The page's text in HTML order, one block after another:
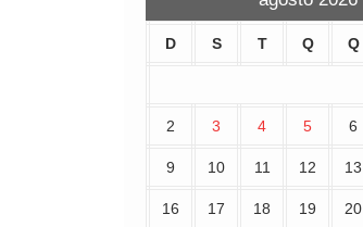
D S T Q Q
2 3 4 5 6
9 10 11 12 13
16 17 18 19 20